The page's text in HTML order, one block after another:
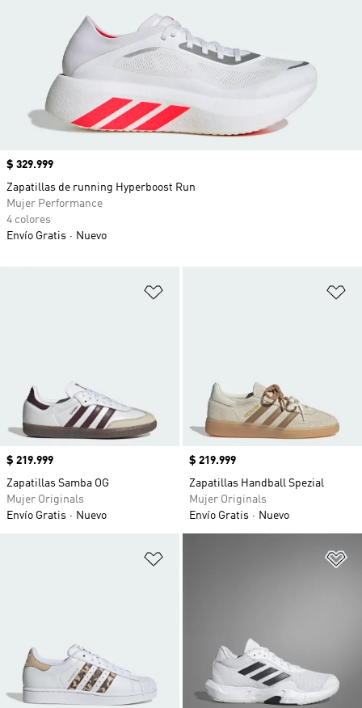
Precio
$ 219.999
Zapatillas Samba OG
Mujer Originals
Envío Gratis
Nuevo
Precio
$ 219.999
Zapatillas Handball Spezial
Mujer Originals
Envío Gratis
Nuevo
Precio
$ 329.999
Zapatillas de running Hyperboost Run
Mujer Performance
4 colores
Envío Gratis
Nuevo